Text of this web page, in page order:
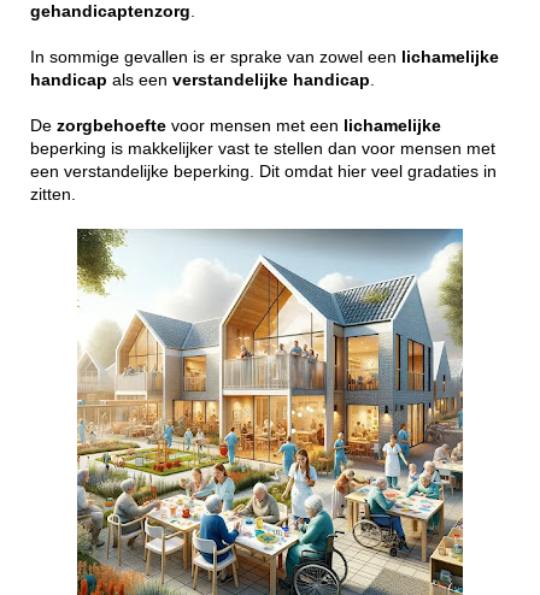
gehandicaptenzorg
In sommige gevallen is er sprake van zowel een lichamelijke
handicap als een verstandelijke handicap
De zorgbehoefte voor mensen met een lichamelijke
beperking is makkelijker vast te stellen dan voor mensen met
een verstandelijke beperking. Dit omdat hier veel gradaties in
zitten.